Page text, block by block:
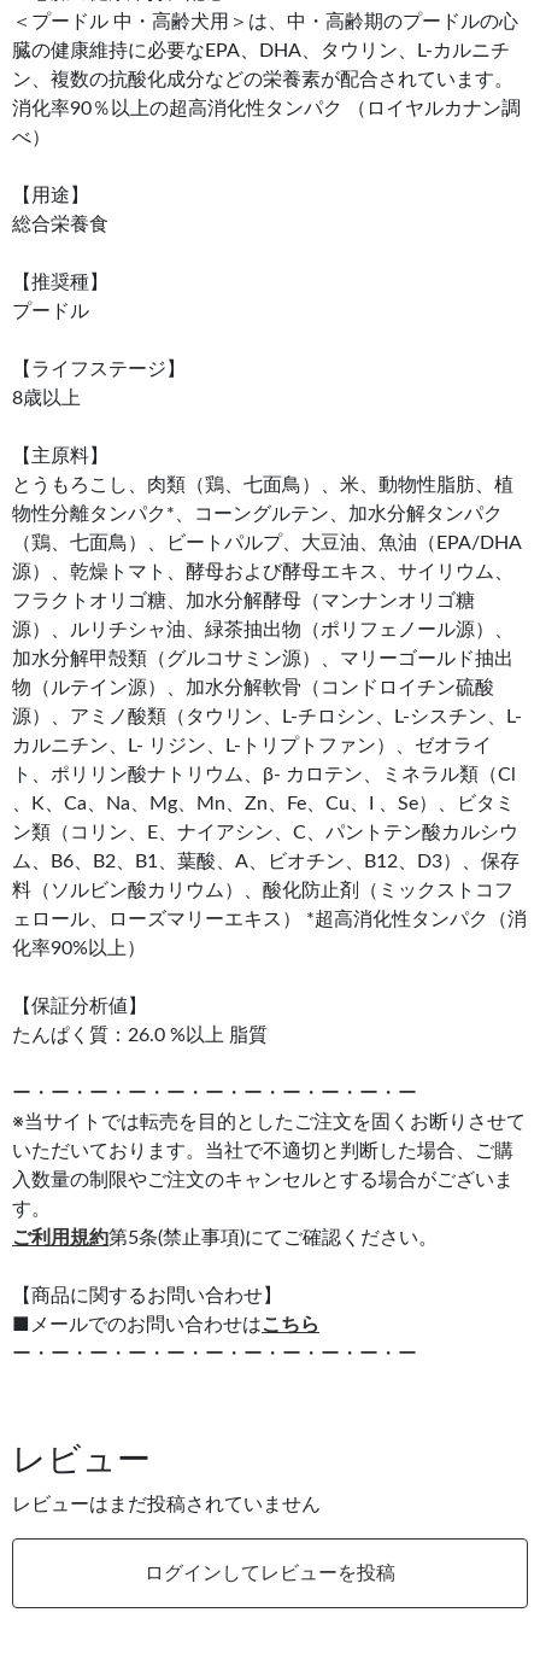
＜プードル 中・高齢犬用＞は、中・高齢期のプードルの心
臓の健康維持に必要なEPA、DHA、タウリン、L-カルニチ
ン、複数の抗酸化成分などの栄養素が配合されています。
消化率90％以上の超高消化性タンパク （ロイヤルカナン調
べ）
【用途】
総合栄養食
【推奨種】
プードル
【ライフステージ】
8歳以上
【主原料】
とうもろこし、肉類（鶏、七面鳥）、米、動物性脂肪、植
物性分離タンパク*、コーングルテン、加水分解タンパク
（鶏、七面鳥）、ビートパルプ、大豆油、魚油（EPA/DHA
源）、乾燥トマト、酵母および酵母エキス、サイリウム、
フラクトオリゴ糖、加水分解酵母（マンナンオリゴ糖
源）、ルリチシャ油、緑茶抽出物（ポリフェノール源）、
加水分解甲殻類（グルコサミン源）、マリーゴールド抽出
物（ルテイン源）、加水分解軟骨（コンドロイチン硫酸
源）、アミノ酸類（タウリン、L-チロシン、L-シスチン、L-
カルニチン、L- リジン、L-トリプトファン）、ゼオライ
ト、ポリリン酸ナトリウム、β- カロテン、ミネラル類（Cl
、K、Ca、Na、Mg、Mn、Zn、Fe、Cu、I 、Se）、ビタミ
ン類（コリン、E、ナイアシン、C、パントテン酸カルシウ
ム、B6、B2、B1、葉酸、A、ビオチン、B12、D3）、保存
料（ソルビン酸カリウム）、酸化防止剤（ミックストコフ
ェロール、ローズマリーエキス） *超高消化性タンパク（消
化率90%以上）
【保証分析値】
たんぱく質：26.0 %以上 脂質
ー・ー・ー・ー・ー・ー・ー・ー・ー・ー・ー
※当サイトでは転売を目的としたご注文を固くお断りさせて
いただいております。当社で不適切と判断した場合、ご購
入数量の制限やご注文のキャンセルとする場合がございま
す。
ご利用規約第5条(禁止事項)にてご確認ください。
【商品に関するお問い合わせ】
■メールでのお問い合わせはこちら
ー・ー・ー・ー・ー・ー・ー・ー・ー・ー・ー
レビュー
レビューはまだ投稿されていません
ログインしてレビューを投稿